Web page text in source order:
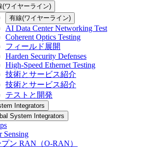
(ワイヤーライン)
有線(ワイヤーライン)
AI Data Center Networking Test
Coherent Optics Testing
フィールド展開
Harden Security Defenses
High-Speed Ethernet Testing
技術とサービス紹介
技術とサービス紹介
テストと開発
Integrators
System Integrators
Sensing
ン RAN（O-RAN）